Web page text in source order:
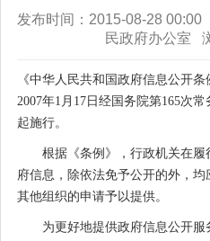
发布时间：2015-08-28
民政府办公室
《中华人民共和国政府信息公开
2007年1月17日经国务院第165次
起施行。
根据《条例》，行政机关在履
府信息，除依法免予公开的外，
其他组织的申请予以提供。
为更好地提供政府信息公开服